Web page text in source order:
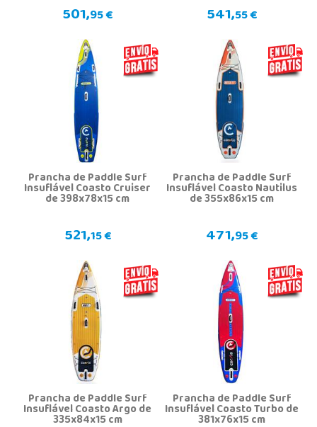
501,95 € 541,55 €
Prancha de Paddle Surf
Insuflável Coasto Cruiser
de 398x78x15 cm
521,15 €
Prancha de Paddle Surf
Insuflável Coasto Nautilus
de 355x86x15 cm
471,95 €
Prancha de Paddle Surf
Insuflável Coasto Argo de
335x84x15 cm
Prancha de Paddle Surf
Insuflável Coasto Turbo de
381x76x15 cm